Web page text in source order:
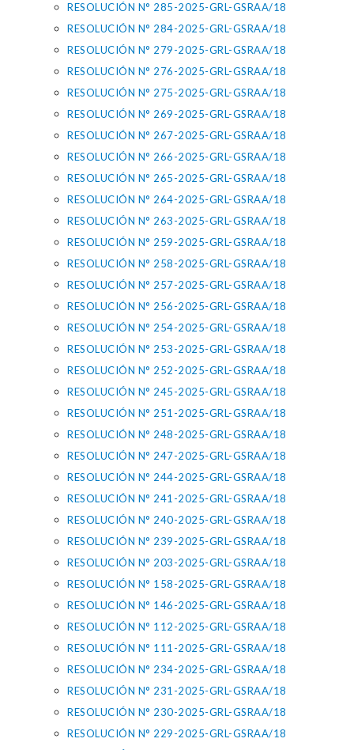
RESOLUCIÓN N° 285-2025-GRL-GSRAA/18
RESOLUCIÓN N° 284-2025-GRL-GSRAA/18
RESOLUCIÓN N° 279-2025-GRL-GSRAA/18
RESOLUCIÓN N° 276-2025-GRL-GSRAA/18
RESOLUCIÓN N° 275-2025-GRL-GSRAA/18
RESOLUCIÓN N° 269-2025-GRL-GSRAA/18
RESOLUCIÓN N° 267-2025-GRL-GSRAA/18
RESOLUCIÓN N° 266-2025-GRL-GSRAA/18
RESOLUCIÓN N° 265-2025-GRL-GSRAA/18
RESOLUCIÓN N° 264-2025-GRL-GSRAA/18
RESOLUCIÓN N° 263-2025-GRL-GSRAA/18
RESOLUCIÓN N° 259-2025-GRL-GSRAA/18
RESOLUCIÓN N° 258-2025-GRL-GSRAA/18
RESOLUCIÓN N° 257-2025-GRL-GSRAA/18
RESOLUCIÓN N° 256-2025-GRL-GSRAA/18
RESOLUCIÓN N° 254-2025-GRL-GSRAA/18
RESOLUCIÓN N° 253-2025-GRL-GSRAA/18
RESOLUCIÓN N° 252-2025-GRL-GSRAA/18
RESOLUCIÓN N° 245-2025-GRL-GSRAA/18
RESOLUCIÓN N° 251-2025-GRL-GSRAA/18
RESOLUCIÓN N° 248-2025-GRL-GSRAA/18
RESOLUCIÓN N° 247-2025-GRL-GSRAA/18
RESOLUCIÓN N° 244-2025-GRL-GSRAA/18
RESOLUCIÓN N° 241-2025-GRL-GSRAA/18
RESOLUCIÓN N° 240-2025-GRL-GSRAA/18
RESOLUCIÓN N° 239-2025-GRL-GSRAA/18
RESOLUCIÓN N° 203-2025-GRL-GSRAA/18
RESOLUCIÓN N° 158-2025-GRL-GSRAA/18
RESOLUCIÓN N° 146-2025-GRL-GSRAA/18
RESOLUCIÓN N° 112-2025-GRL-GSRAA/18
RESOLUCIÓN N° 111-2025-GRL-GSRAA/18
RESOLUCIÓN N° 234-2025-GRL-GSRAA/18
RESOLUCIÓN N° 231-2025-GRL-GSRAA/18
RESOLUCIÓN N° 230-2025-GRL-GSRAA/18
RESOLUCIÓN N° 229-2025-GRL-GSRAA/18